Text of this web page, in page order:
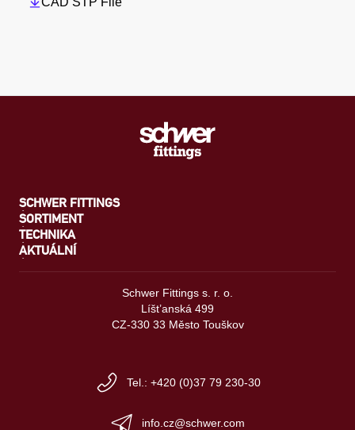
SCHWER FITTINGS
SORTIMENT
TECHNIKA
AKTUÁLNÍ
Schwer Fittings s. r. o.
Líšt’anská 499
CZ-330 33 Město Touškov
Tel.: +420 (0)37 79 230-30
info.cz@schwer.com